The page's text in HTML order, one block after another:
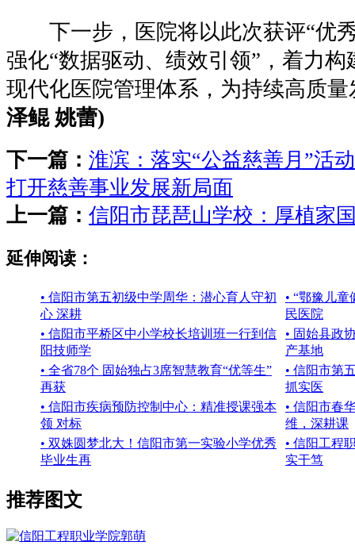
下一步，医院将以此次获评“优
强化“数据驱动、绩效引领”，着力
现代化医院管理体系，为持续高质
泽鲲 姚蕾)
下一篇： 淮滨：落实“公益慈善月”活
打开慈善事业发展新局面
上一篇： 信阳市琵琶山学校：厚植家
延伸阅读：
• 信阳市第五初级中学周华：潜心育人守初
心 深耕
• “鄂豫儿
民医院
• 信阳市平桥区中小学校长培训班一行到信
阳技师学
• 固始县政
产基地
• 全省78个 固始独占3席智慧教育“优等生”
再获
• 信阳市第
抓实医
• 信阳市疾病预防控制中心：精准授课强本
领 对标
• 信阳市春
维，深耕课
• 双姝圆梦北大！信阳市第一实验小学优秀
毕业生再
• 信阳工程
实干笃
推荐图文